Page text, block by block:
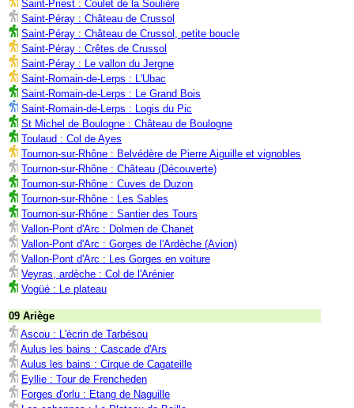
Saint-Priest : Coulet de la Soulière
Saint-Péray : Château de Crussol
Saint-Péray : Château de Crussol, petite boucle
Saint-Péray : Crêtes de Crussol
Saint-Péray : Le vallon du Jergne
Saint-Romain-de-Lerps : L'Ubac
Saint-Romain-de-Lerps : Le Grand Bois
Saint-Romain-de-Lerps : Logis du Pic
St Michel de Boulogne : Château de Boulogne
Toulaud : Col de Ayes
Tournon-sur-Rhône : Belvédère de Pierre Aiguille et vignobles
Tournon-sur-Rhône : Château (Découverte)
Tournon-sur-Rhône : Cuves de Duzon
Tournon-sur-Rhône : Les Sables
Tournon-sur-Rhône : Santier des Tours
Vallon-Pont d'Arc : Dolmen de Chanet
Vallon-Pont d'Arc : Gorges de l'Ardèche (Avion)
Vallon-Pont d'Arc : Les Gorges en voiture
Veyras, ardèche : Col de l'Arénier
Vogüé : Le plateau
09 Ariège
Ascou : L'écrin de Tarbésou
Aulus les bains : Cascade d'Ars
Aulus les bains : Cirque de Cagateille
Eyllie : Tour de Frencheden
Forges d'orlu : Etang de Naguille